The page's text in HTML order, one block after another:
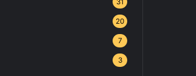
31
20
7
3